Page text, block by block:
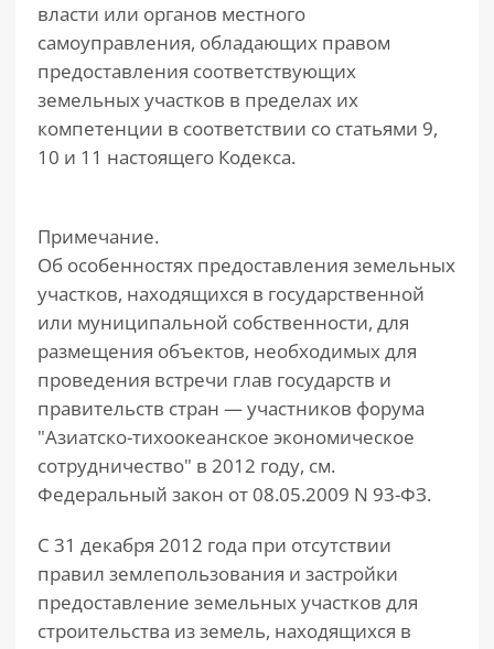
власти или органов местного
самоуправления, обладающих правом
предоставления соответствующих
земельных участков в пределах их
компетенции в соответствии со статьями 9,
10 и 11 настоящего Кодекса.
Примечание.
Об особенностях предоставления земельных
участков, находящихся в государственной
или муниципальной собственности, для
размещения объектов, необходимых для
проведения встречи глав государств и
правительств стран — участников форума
"Азиатско-тихоокеанское экономическое
сотрудничество" в 2012 году, см.
Федеральный закон от 08.05.2009 N 93-ФЗ.
С 31 декабря 2012 года при отсутствии
правил землепользования и застройки
предоставление земельных участков для
строительства из земель, находящихся в